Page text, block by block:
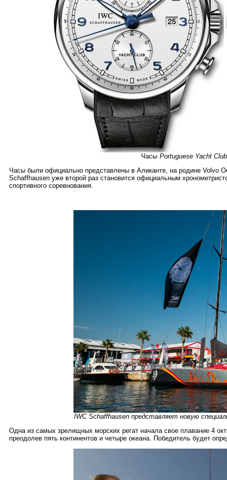
Часы Portuguese Yacht
Часы были официально представлены в Аликанте, на родине Volvo
Schaffhausen уже второй раз становится официальным
спортивного соревнования.
IWC Schaffhausen представляет новую
Одна из самых зрелищных морских регат начала свое плавание 4
преодолев пять континентов и четыре океана. Победитель будет